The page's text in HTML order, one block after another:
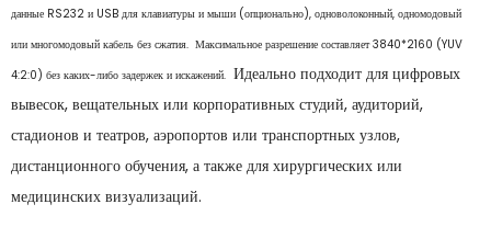
данные RS232 и USB для клавиатуры и мыши (опционально), одноволоконный, одномодовый
или многомодовый кабель без сжатия. Максимальное разрешение составляет 3840*2160 (YUV
4:2:0) без каких-либо задержек и искажений. Идеально подходит для цифровых
вывесок, вещательных или корпоративных студий, аудиторий,
стадионов и театров, аэропортов или транспортных узлов,
дистанционного обучения, а также для хирургических или
медицинских визуализаций.